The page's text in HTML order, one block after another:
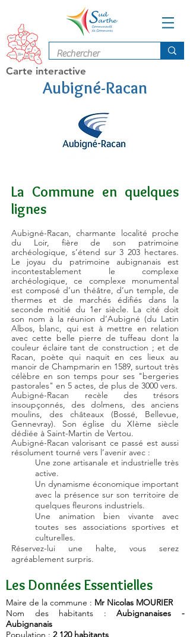
Carte interactive
Aubigné-Racan
La Commune en quelques
lignes
Aubigné-Racan, charmante localité proche
du Loir, fière de son patrimoine
archéologique, s’étend sur 3 203 hectares.
Le joyau du patrimoine aubignanais est
incontestablement le complexe
archéologique, ce complexe monumental
est composé d’un théâtre, d’un temple, de
thermes et de marchés édifiés dans la
seconde moitié du 1er siècle. La cité doit
son nom à la réunion d’Aubigné (du Latin
Albos, blanc, qui est à mettre en relation
avec cette belle pierre de tuffeau dont la
couleur éclaire tant de construction ; et de
Racan, poète qui naquit en ces lieux au
manoir de Champmarin en 1589, surtout très
célèbre en son temps pour ses "bergeries
pastorales" en 5 actes, de plus de 3000 vers.
Aubigné-Racan recèle des trésors
insoupçonnés, des dolmens, des anciens
moulins, des châteaux (Bossé, Bellevue,
Gennevray). Son église du XIème siècle
dédiée à Saint-Martin de Vertou.
Aubigné-Racan valorisant ce passé est aussi
résolument tourné vers l’avenir avec :
Une zone artisanale et industrielle très
active.
Un dynamisme économique important
avec la présence sur son territoire de
quelques fleurons industriels.
Une animation bien vivante avec
toutes ses associations sportives et
culturelles.
Réservez-lui une halte, vous serez
agréablement surpris.
Les Données Essentielles
Maire de la commune : Mr Nicolas MOURIER
Nom des habitants :Aubignanaises -
Aubignanais
Population : 2 120 habitants